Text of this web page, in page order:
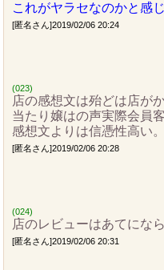
これがヤラセなのかと感
[匿名さん]2019/02/06 20:24
(023)
店の感想文は殆どは店が
当たり嬢はの声実際会員
感想文よりは信憑性高い。
[匿名さん]2019/02/06 20:28
(024)
店のレビューはあてにな
[匿名さん]2019/02/06 20:31